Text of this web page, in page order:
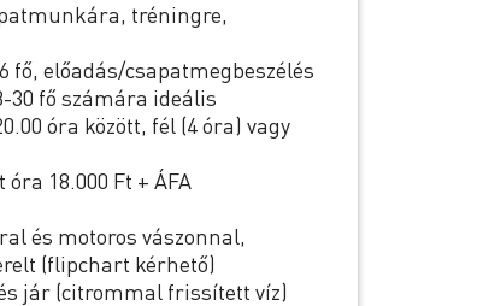
tréningre,
fő, előadás/csapatmegbeszélés
30 fő számára ideális
óra között, fél (4 óra) vagy
18.000 Ft + ÁFA
és motoros vászonnal,
(flipchart kérhető)
jár (citrommal frissített víz)